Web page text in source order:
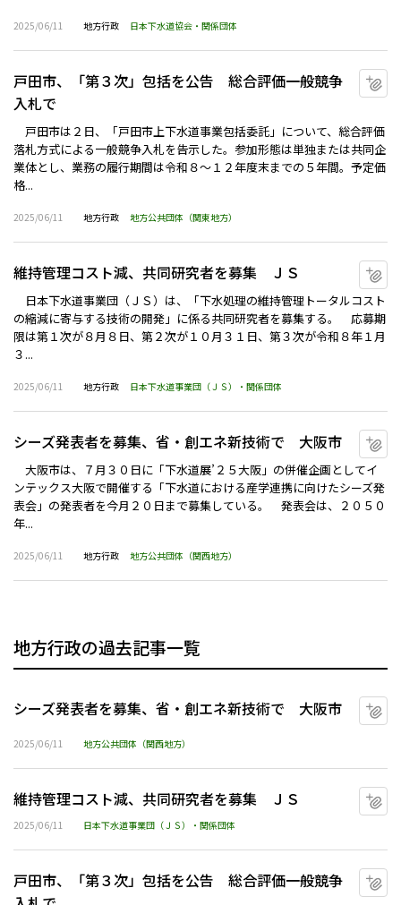
2025/06/11 地方行政 日本下水道協会・関係団体
戸田市、「第３次」包括を公告 総合評価一般競争
入札で
戸田市は２日、「戸田市上下水道事業包括委託」について、総合評価
落札方式による一般競争入札を告示した。参加形態は単独または共同企
業体とし、業務の履行期間は令和８～１２年度末までの５年間。予定価
格...
2025/06/11 地方行政 地方公共団体（関東地方）
維持管理コスト減、共同研究者を募集 ＪＳ
日本下水道事業団（ＪＳ）は、「下水処理の維持管理トータルコスト
の縮減に寄与する技術の開発」に係る共同研究者を募集する。 応募期
限は第１次が８月８日、第２次が１０月３１日、第３次が令和８年１月
３...
2025/06/11 地方行政 日本下水道事業団（ＪＳ）・関係団体
シーズ発表者を募集、省・創エネ新技術で 大阪市
大阪市は、７月３０日に「下水道展’２５大阪」の併催企画としてイ
ンテックス大阪で開催する「下水道における産学連携に向けたシーズ発
表会」の発表者を今月２０日まで募集している。 発表会は、２０５０
年...
2025/06/11 地方行政 地方公共団体（関西地方）
地方行政の過去記事一覧
シーズ発表者を募集、省・創エネ新技術で 大阪市
2025/06/11 地方公共団体（関西地方）
維持管理コスト減、共同研究者を募集 ＪＳ
2025/06/11 日本下水道事業団（ＪＳ）・関係団体
戸田市、「第３次」包括を公告 総合評価一般競争